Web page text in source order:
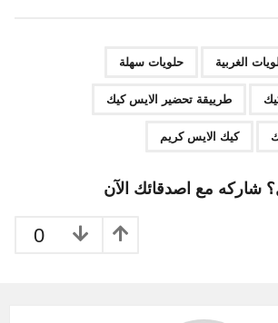
الغربية حلويات سهلة
طرييقة تحضير الايس كيك
كيك الايس كريم
شاركه مع اصدقائك الآن
0